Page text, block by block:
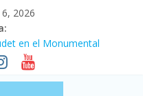
2026
en el Monumental
en dos décadas y ya
kioscos: el sector